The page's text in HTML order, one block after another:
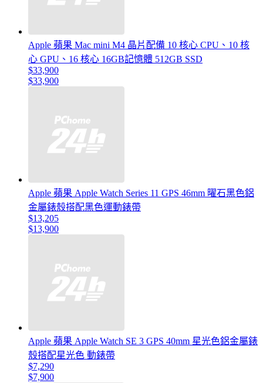
Apple 蘋果 Mac mini M4 晶片配備 10 核心 CPU、10 核
心 GPU、16 核心 16GB記憶體 512GB SSD
$33,900
$33,900
Apple 蘋果 Apple Watch Series 11 GPS 46mm 曜石黑色鋁
金屬錶殼搭配黑色運動錶帶
$13,205
$13,900
Apple 蘋果 Apple Watch SE 3 GPS 40mm 星光色鋁金屬錶
殼搭配星光色 動錶帶
$7,290
$7,900